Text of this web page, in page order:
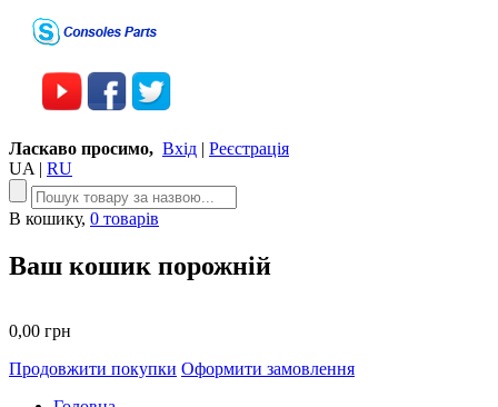
Ласкаво просимо, Вхід | Реєстрація
UA | RU
В кошику, 0 товарів
Ваш кошик порожній
0,00 грн
Продовжити покупки Оформити замовлення